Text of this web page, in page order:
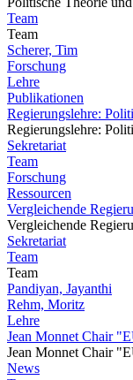
Team
Team
Scherer, Tim
Forschung
Lehre
Publikationen
Regierungslehre:
Regierungslehre:
Sekretariat
Team
Forschung
Ressourcen
Vergleichende
Vergleichende
Sekretariat
Team
Team
Pandiyan, Jayanthi
Rehm, Moritz
Lehre
Jean Monnet Chair
Jean Monnet Chair
News